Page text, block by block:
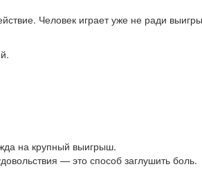
Человек играет уже не ради
на крупный выигрыш.
— это способ заглушить боль.